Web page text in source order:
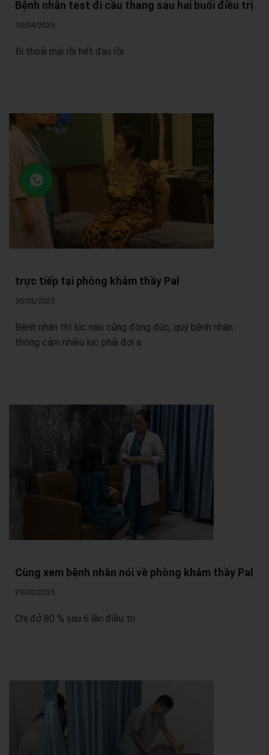
Bệnh nhân test đi cầu thang sau hai buổi điều trị
10/04/2025
Đi thoải mái rồi hết đau rồi
trực tiếp tại phòng khám thầy Pal
30/03/2025
Bệnh nhân thì lúc nào cũng đông đúc, quý bệnh nhân
thông cảm nhiều lúc phải đợi ạ.
Cùng xem bệnh nhân nói về phòng khám thầy Pal
29/03/2025
Chị đở 80 % sau 6 lần điều trị